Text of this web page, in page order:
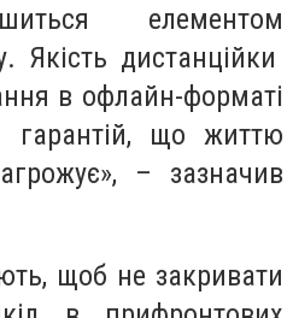
елементом
Якість дистанційки
в офлайн-форматі
що життю
– зазначив
щоб не закривати